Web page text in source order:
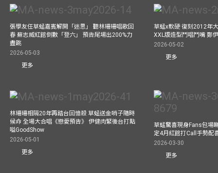
張學友任草蜢嘉賓解開「迷思」 聽林珊珊唱歌回
春 蘇志威紅館倒數「登六」 預告尾場出200%力
盡跳
2026-05-03
更多
草蜢x軟硬 復刻2012年
XXL版造型鬥唱鬥嘴 鄭
2026-05-02
更多
林珊珊相隔20年再踏台回憶殺 草蜢送金哨子隨時
候命 全場大合唱《戀愛預告》 伊健肉緊後台打點
嗌GoodShow
2026-05-01
更多
草蜢驚喜現身Fans包場
定4月紅館打Call手勢配
2026-03-30
更多